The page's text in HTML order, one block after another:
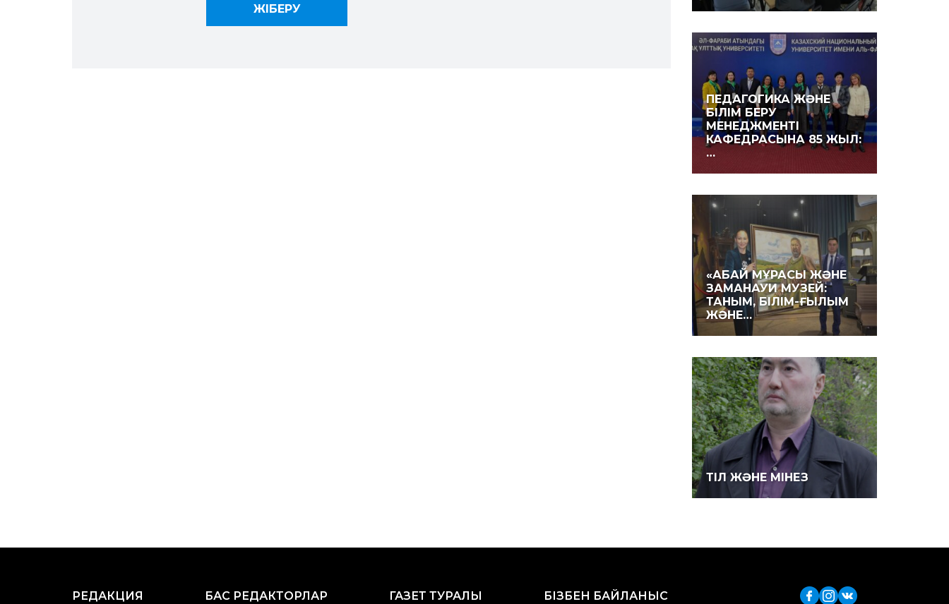
ПЕДАГОГИКА ЖӘНЕ
БІЛІМ БЕРУ
МЕНЕДЖМЕНТІ
КАФЕДРАСЫНА 85 ЖЫЛ:
…
«АБАЙ МҰРАСЫ ЖӘНЕ
ЗАМАНАУИ МУЗЕЙ:
ТАНЫМ, БІЛІМ-ҒЫЛЫМ
ЖӘНЕ…
ТІЛ ЖӘНЕ МІНЕЗ
РЕДАКЦИЯ БАС РЕДАКТОРЛАР ГАЗЕТ ТУРАЛЫ БІЗБЕН БАЙЛАНЫС